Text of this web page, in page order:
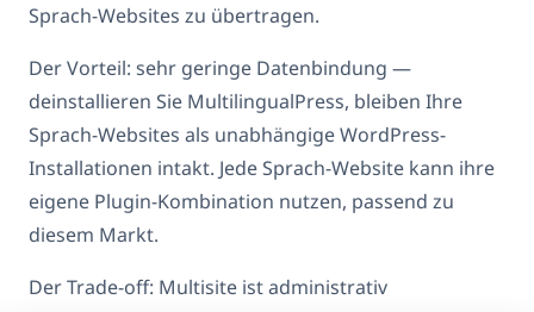
Sprach-Websites zu übertragen.
Der Vorteil: sehr geringe Datenbindung —
deinstallieren Sie MultilingualPress, bleiben Ihre
Sprach-Websites als unabhängige WordPress-
Installationen intakt. Jede Sprach-Website kann ihre
eigene Plugin-Kombination nutzen, passend zu
diesem Markt.
Der Trade-off: Multisite ist administrativ